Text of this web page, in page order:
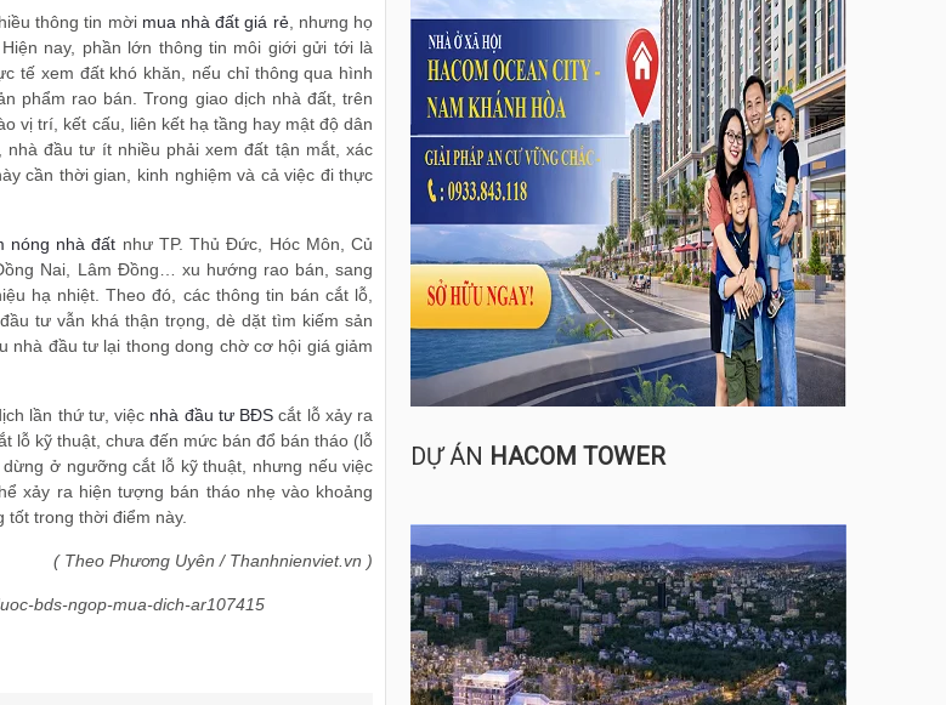
thông tin mời mua nhà đất giá rẻ, nhưng họ
nay, phần lớn thông tin môi giới gửi tới là
tế xem đất khó khăn, nếu chỉ thông qua hình
phẩm rao bán. Trong giao dịch nhà đất, trên
vị trí, kết cấu, liên kết hạ tầng hay mật độ dân
đầu tư ít nhiều phải xem đất tận mắt, xác
cần thời gian, kinh nghiệm và cả việc đi thực
nóng nhà đất như TP. Thủ Đức, Hóc Môn, Củ
Nai, Lâm Đồng… xu hướng rao bán, sang
hạ nhiệt. Theo đó, các thông tin bán cắt lỗ,
tư vẫn khá thận trọng, dè dặt tìm kiếm sản
nhà đầu tư lại thong dong chờ cơ hội giá giảm
lần thứ tư, việc nhà đầu tư BĐS cắt lỗ xảy ra
lỗ kỹ thuật, chưa đến mức bán đổ bán tháo (lỗ
ở ngưỡng cắt lỗ kỹ thuật, nhưng nếu việc
xảy ra hiện tượng bán tháo nhẹ vào khoảng
tốt trong thời điểm này.
( Theo Phương Uyên / Thanhnienviet.vn )
bds-ngop-mua-dich-ar107415
DỰ ÁN HACOM TOWER